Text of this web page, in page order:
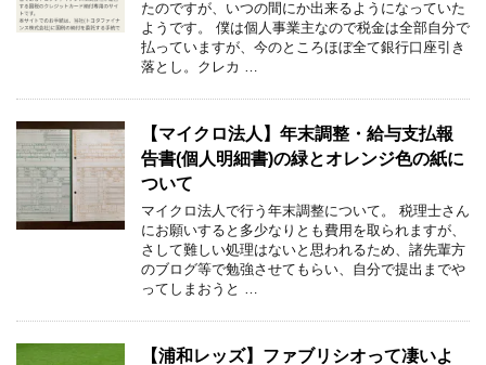
たのですが、いつの間にか出来るようになっていた
ようです。 僕は個人事業主なので税金は全部自分で
払っていますが、今のところほぼ全て銀行口座引き
落とし。クレカ …
【マイクロ法人】年末調整・給与支払報
告書(個人明細書)の緑とオレンジ色の紙に
ついて
マイクロ法人で行う年末調整について。 税理士さん
にお願いすると多少なりとも費用を取られますが、
さして難しい処理はないと思われるため、諸先輩方
のブログ等で勉強させてもらい、自分で提出までや
ってしまおうと …
【浦和レッズ】ファブリシオって凄いよ